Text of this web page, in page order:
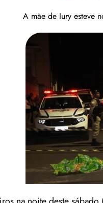
A mãe de Iury esteve